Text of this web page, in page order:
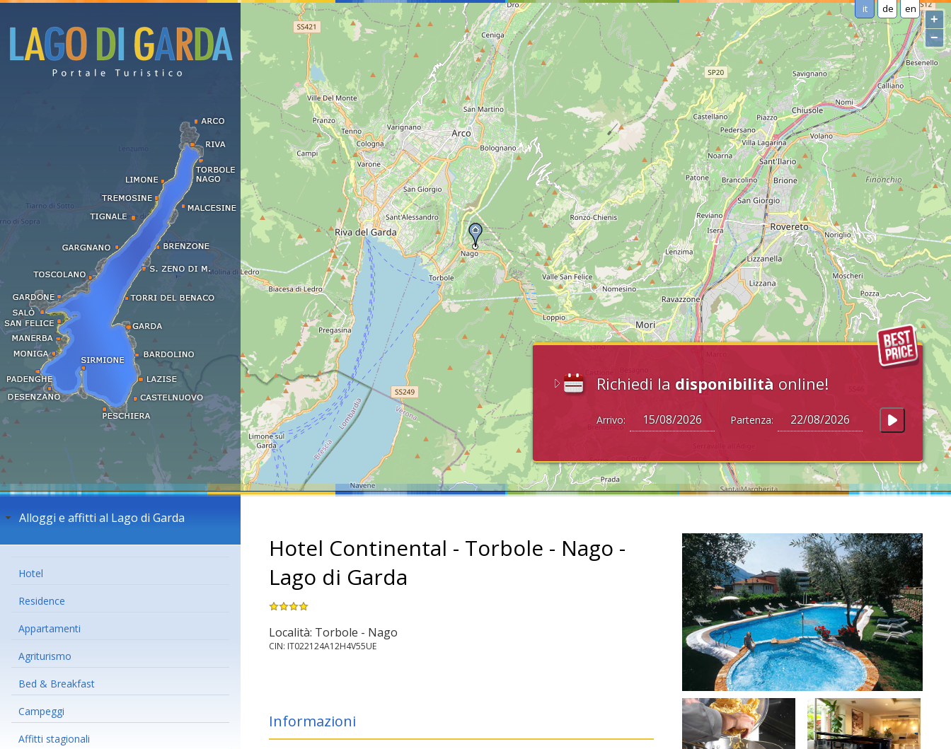
it de en
Richiedi la disponibilità online!
Arrivo: Partenza:
+
−
Alloggi e affitti al Lago di Garda
Hotel
Residence
Appartamenti
Agriturismo
Bed & Breakfast
Campeggi
Affitti stagionali
Hotel Continental - Torbole - Nago -
Lago di Garda
Località: Torbole - Nago
CIN: IT022124A12H4V55UE
Informazioni